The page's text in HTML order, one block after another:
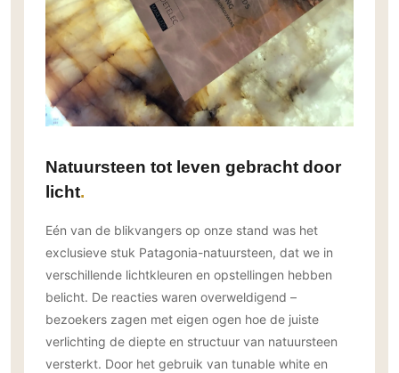
Audio/Video
Thuisbioscoop
Domotica
Mirror TV
Fitnessapparatuur
Overig
Akoestiek
Binnenzwembaden
Wellness
Wijnkelder en wijnkasten
Natuursteen tot leven gebracht door
licht
Eén van de blikvangers op onze stand was het
exclusieve stuk Patagonia-natuursteen, dat we in
verschillende lichtkleuren en opstellingen hebben
belicht. De reacties waren overweldigend –
bezoekers zagen met eigen ogen hoe de juiste
verlichting de diepte en structuur van natuursteen
versterkt. Door het gebruik van tunable white en